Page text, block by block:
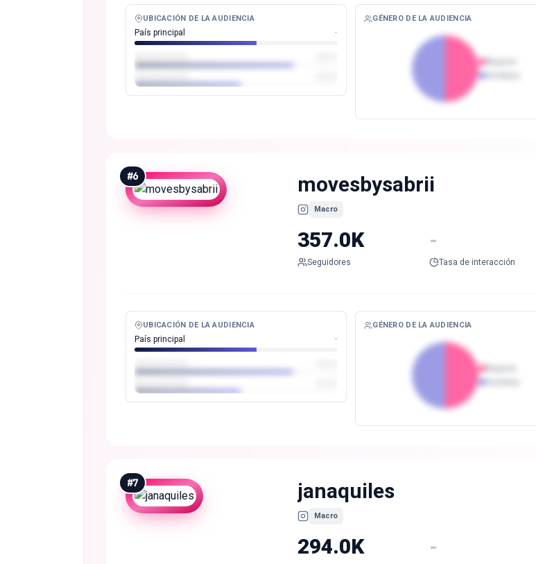
UBICACIÓN DE LA AUDIENCIA
País principal -
GÉNERO DE LA AUDIENCIA
#6 movesbysabrii
Macro
357.0K
Seguidores
-
Tasa de interacción
UBICACIÓN DE LA AUDIENCIA
País principal -
GÉNERO DE LA AUDIENCIA
#7 janaquiles
Macro
294.0K -